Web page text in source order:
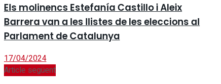
Els molinencs Estefanía Castillo i Aleix
Barrera van a les llistes de les eleccions al
Parlament de Catalunya
17/04/2024
Article següent